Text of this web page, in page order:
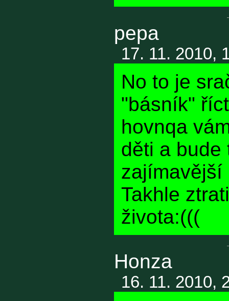
pepa
17. 11. 2010,
No to je
"básník"
hovnqa
děti a bude
zajímavější
Takhle
života:(((
Honza
16. 11. 2010,